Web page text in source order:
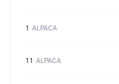
1 ALPACA
11 ALPACA